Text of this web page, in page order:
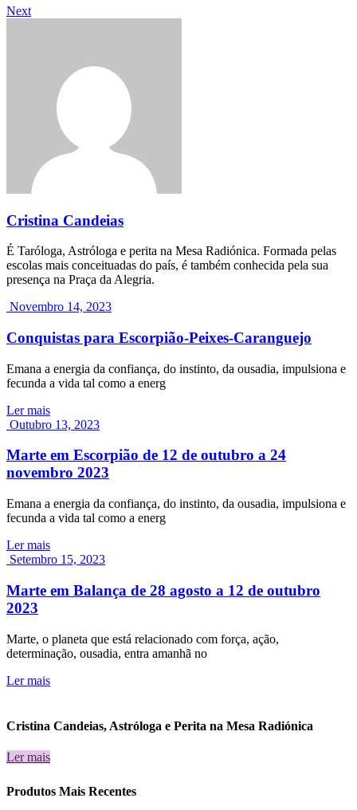
Next
Cristina Candeias
É Taróloga, Astróloga e perita na Mesa Radiónica. Formada pelas
escolas mais conceituadas do país, é também conhecida pela sua
presença na Praça da Alegria.
Novembro 14, 2023
Conquistas para Escorpião-Peixes-Caranguejo
Emana a energia da confiança, do instinto, da ousadia, impulsiona e
fecunda a vida tal como a energ
Ler mais
Outubro 13, 2023
Marte em Escorpião de 12 de outubro a 24
novembro 2023
Emana a energia da confiança, do instinto, da ousadia, impulsiona e
fecunda a vida tal como a energ
Ler mais
Setembro 15, 2023
Marte em Balança de 28 agosto a 12 de outubro
2023
Marte, o planeta que está relacionado com força, ação,
determinação, ousadia, entra amanhã no
Ler mais
Cristina Candeias, Astróloga e Perita na Mesa Radiónica
Ler mais
Produtos Mais Recentes